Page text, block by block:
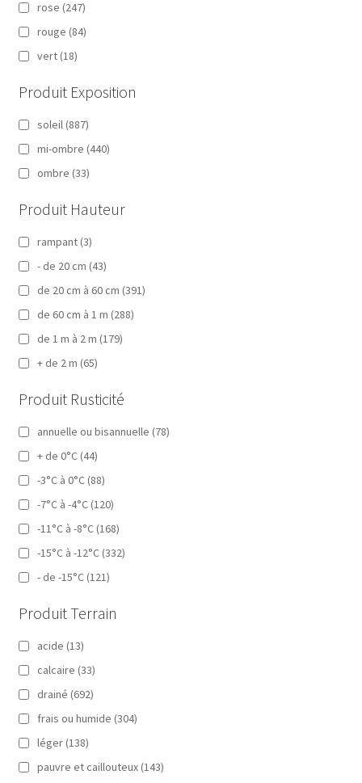
rose (247)
rouge (84)
vert (18)
Produit Exposition
soleil (887)
mi-ombre (440)
ombre (33)
Produit Hauteur
rampant (3)
- de 20 cm (43)
de 20 cm à 60 cm (391)
de 60 cm à 1 m (288)
de 1 m à 2 m (179)
+ de 2 m (65)
Produit Rusticité
annuelle ou bisannuelle (78)
+ de 0°C (44)
-3°C à 0°C (88)
-7°C à -4°C (120)
-11°C à -8°C (168)
-15°C à -12°C (332)
- de -15°C (121)
Produit Terrain
acide (13)
calcaire (33)
drainé (692)
frais ou humide (304)
léger (138)
pauvre et caillouteux (143)